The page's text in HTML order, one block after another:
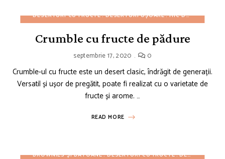
DESERTURI CU FRUCTE DESERTURI UȘOARE MIC DEJUN
Crumble cu fructe de pădure
septembrie 17, 2020 0
Crumble-ul cu fructe este un desert clasic, îndrăgit de generații.
Versatil și ușor de pregătit, poate fi realizat cu o varietate de
fructe și arome. …
READ MORE
BROWNIES ȘI BATOANE DESERTURI CU FRUCTE DESERTURI UȘOARE